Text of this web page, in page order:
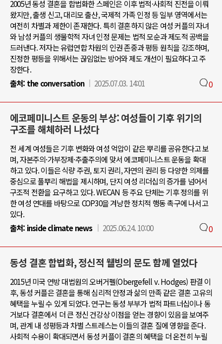
2005년 동성 결혼을 합법화한 스페인은 이후 법적·사회적 진전을 이뤄
왔지만, 출생 신고, 대리모 출산, 국제적 가족 인정 등 일부 영역에서는
여전히 차별과 제한이 존재한다. 특히 결혼하지 않은 여성 커플의 자녀
와 남성 커플의 생물학적 자녀 인정 문제는 법적 모순과 제도적 공백을
드러낸다. 저자는 유럽연합 차원의 인권 존중과 평등 원칙을 강조하며,
진정한 평등을 위해서는 끊임없는 방어와 제도 개선이 필요하다고 주
장한다.
출처: the conversation 2025.07.03. 14:01 0
에코페미니스트 운동의 부상: 여성들이 기후 위기의
구조를 해체하러 나섰다
전 세계 여성들은 기후 변화와 여성 억압이 같은 뿌리를 공유한다고 보
며, 자본주의·가부장제·추출주의에 맞서 에코페미니스트 운동을 확대
하고 있다. 이들은 식량 주권, 토지 권리, 자연의 권리 등 다양한 의제를
중심으로 풀뿌리 해법을 제시하며, 단지 여성 리더십의 증가를 넘어서
구조적 전환을 요구하고 있다. WECAN 등 주요 단체는 기후 정의를 위
한 여성 연대를 바탕으로 COP30을 겨냥한 정치적 행동 촉구에 나서고
있다.
출처: inside climate news 2025.06.24. 10:00 0
동성 결혼 합법화, 정신적 웰빙의 문도 함께 열었다
2015년 미국 연방 대법원의 오버거펠(Obergefell v. Hodges) 판결 이
후, 동성 커플은 결혼을 통해 심리적 안정과 삶의 만족 같은 결혼 고유의
혜택을 누릴 수 있게 되었다. 연구는 동성 부부가 법적 파트너십이나 동
거보다 결혼에서 더 큰 정신 건강상 이점을 얻는 경향이 있음을 보여주
며, 관계 내 성평등과 차별 스트레스는 이들의 결혼 질에 영향을 준다.
사회적 수용이 확대되면서 동성 커플이 결혼의 혜택을 더 온전히 누릴